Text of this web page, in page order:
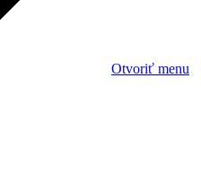
Otvoriť menu